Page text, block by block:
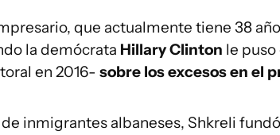
que actualmente tiene 38
la demócrata Hillary Clinton le
en 2016- sobre los excesos en el
inmigrantes albaneses, Shkreli